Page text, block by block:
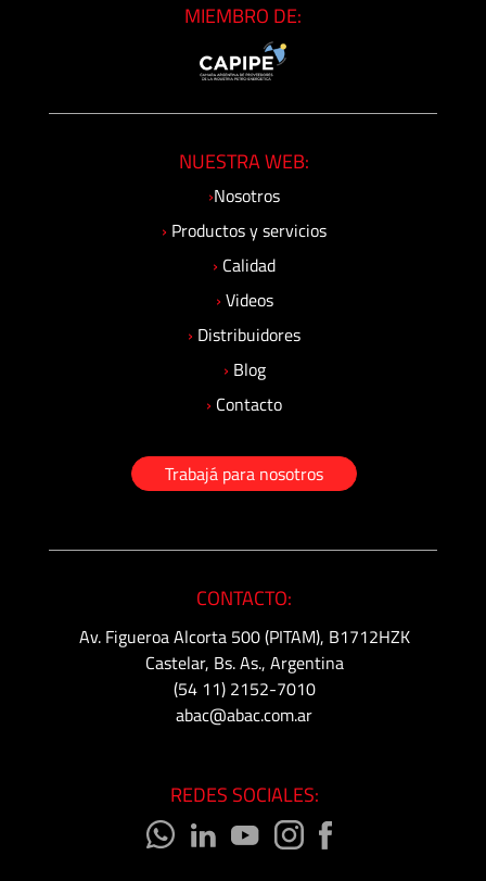
MIEMBRO DE:
NUESTRA WEB:
›Nosotros
› Productos y servicios
› Calidad
› Videos
› Distribuidores
› Blog
› Contacto
Trabajá para nosotros
CONTACTO:
Av. Figueroa Alcorta 500 (PITAM), B1712HZK
Castelar, Bs. As., Argentina
(54 11) 2152-7010
abac@abac.com.ar
REDES SOCIALES: